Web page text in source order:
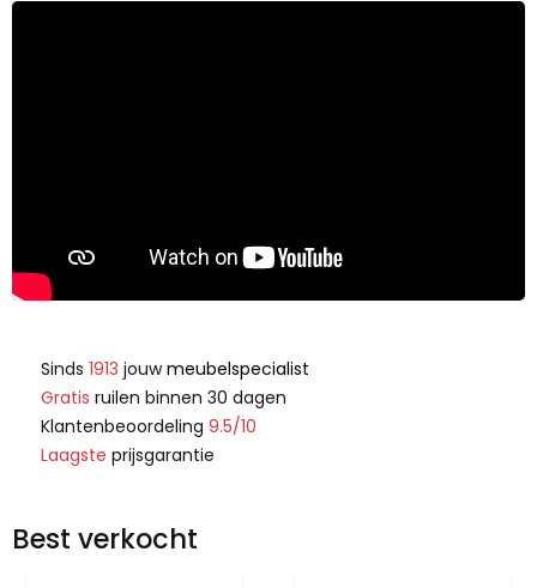
Sinds 1913 jouwmeubelspecialist
Gratis ruilen binnen 30 dagen
Klantenbeoordeling 9.5/10
Laagste prijsgarantie
Best verkocht